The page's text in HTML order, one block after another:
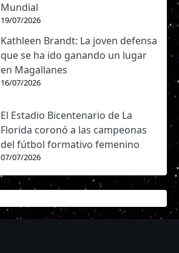
Mundial
19/07/2026
Kathleen Brandt: La joven defensa
que se ha ido ganando un lugar
en Magallanes
16/07/2026
El Estadio Bicentenario de La
Florida coronó a las campeonas
del fútbol formativo femenino
07/07/2026